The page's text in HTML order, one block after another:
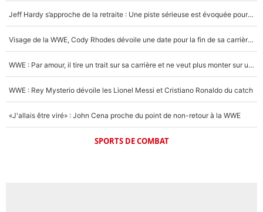
Jeff Hardy s’approche de la retraite : Une piste sérieuse est évoquée pour la reconversion de la légende de la WWE
Visage de la WWE, Cody Rhodes dévoile une date pour la fin de sa carrière dans le catch
WWE : Par amour, il tire un trait sur sa carrière et ne veut plus monter sur un ring de catch
WWE : Rey Mysterio dévoile les Lionel Messi et Cristiano Ronaldo du catch
«J'allais être viré» : John Cena proche du point de non-retour à la WWE
SPORTS DE COMBAT